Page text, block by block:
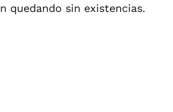
quedando sin existencias.